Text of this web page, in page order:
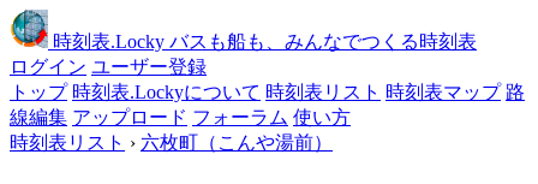
時刻表.Locky バスも船も、みんなでつくる時刻表
ログイン ユーザー登録
トップ 時刻表.Lockyについて 時刻表リスト 時刻表マップ 路
線編集 アップロード フォーラム 使い方
時刻表リスト › 六枚町（こんや湯前）